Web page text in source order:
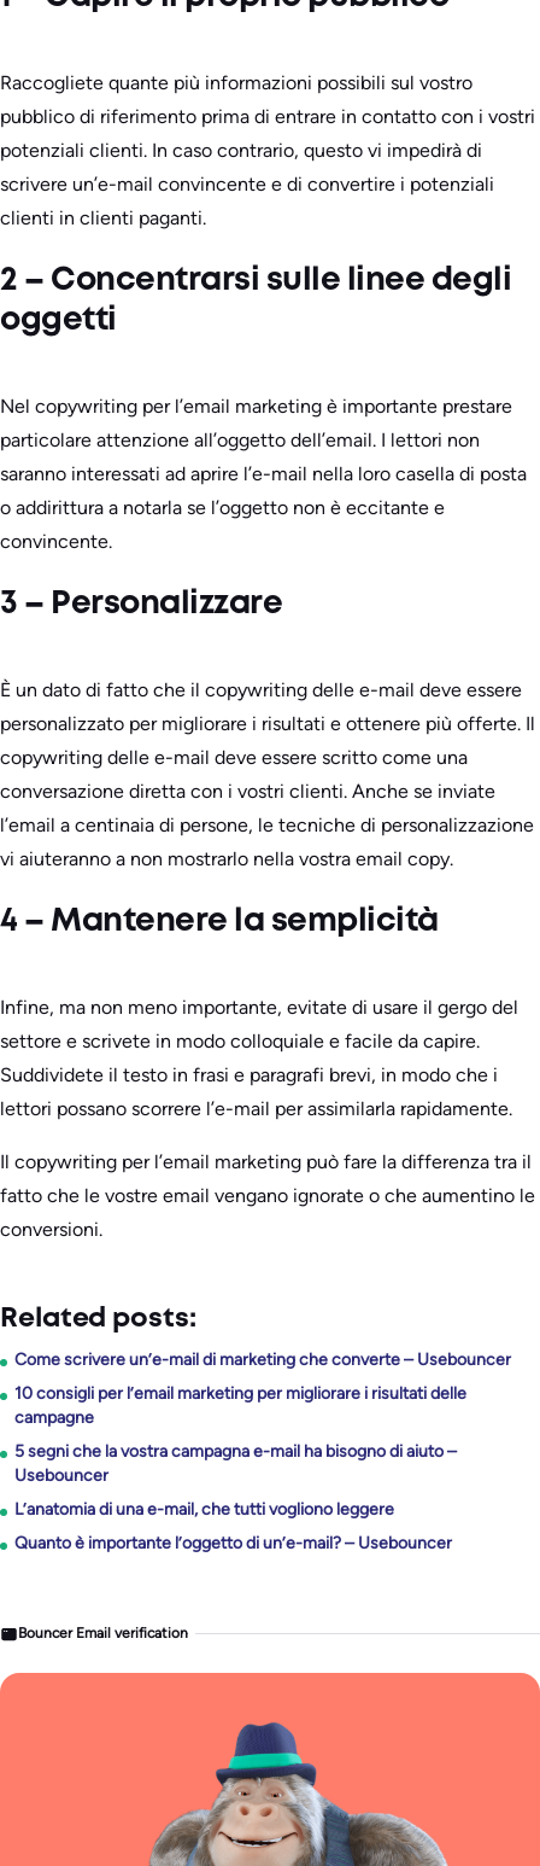
Raccogliete quante più informazioni possibili sul vostro
pubblico di riferimento prima di entrare in contatto con i vostri
potenziali clienti. In caso contrario, questo vi impedirà di
scrivere un’e-mail convincente e di convertire i potenziali
clienti in clienti paganti.
2 – Concentrarsi sulle linee degli
oggetti
Nel copywriting per l’email marketing è importante prestare
particolare attenzione all’oggetto dell’email. I lettori non
saranno interessati ad aprire l’e-mail nella loro casella di posta
o addirittura a notarla se l’oggetto non è eccitante e
convincente.
3 – Personalizzare
È un dato di fatto che il copywriting delle e-mail deve essere
personalizzato per migliorare i risultati e ottenere più offerte. Il
copywriting delle e-mail deve essere scritto come una
conversazione diretta con i vostri clienti. Anche se inviate
l’email a centinaia di persone, le tecniche di personalizzazione
vi aiuteranno a non mostrarlo nella vostra email copy.
4 – Mantenere la semplicità
Infine, ma non meno importante, evitate di usare il gergo del
settore e scrivete in modo colloquiale e facile da capire.
Suddividete il testo in frasi e paragrafi brevi, in modo che i
lettori possano scorrere l’e-mail per assimilarla rapidamente.
Il copywriting per l’email marketing può fare la differenza tra il
fatto che le vostre email vengano ignorate o che aumentino le
conversioni.
Related posts:
Come scrivere un’e-mail di marketing che converte – Usebouncer
10 consigli per l’email marketing per migliorare i risultati delle
campagne
5 segni che la vostra campagna e-mail ha bisogno di aiuto –
Usebouncer
L’anatomia di una e-mail, che tutti vogliono leggere
Quanto è importante l’oggetto di un’e-mail? – Usebouncer
Bouncer Email verification